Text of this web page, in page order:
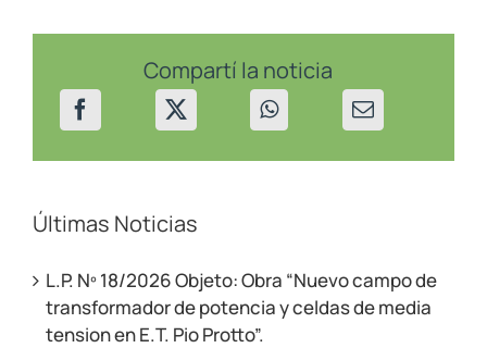
Compartí la noticia
Últimas Noticias
L.P. Nº 18/2026 Objeto: Obra “Nuevo campo de
transformador de potencia y celdas de media
tension en E.T. Pio Protto”.